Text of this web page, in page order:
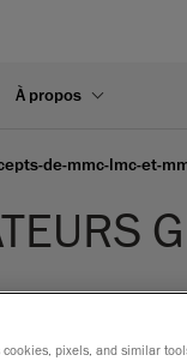
À propos
de-mmc-lmc-et-
cookies, pixels, and similar